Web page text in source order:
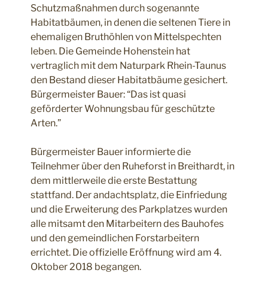
Schutzmaßnahmen durch sogenannte
Habitatbäumen, in denen die seltenen Tiere in
ehemaligen Bruthöhlen von Mittelspechten
leben. Die Gemeinde Hohenstein hat
vertraglich mit dem Naturpark Rhein-Taunus
den Bestand dieser Habitatbäume gesichert.
Bürgermeister Bauer: “Das ist quasi
geförderter Wohnungsbau für geschützte
Arten.”
Bürgermeister Bauer informierte die
Teilnehmer über den Ruheforst in Breithardt, in
dem mittlerweile die erste Bestattung
stattfand. Der andachtsplatz, die Einfriedung
und die Erweiterung des Parkplatzes wurden
alle mitsamt den Mitarbeitern des Bauhofes
und den gemeindlichen Forstarbeitern
errichtet. Die offizielle Eröffnung wird am 4.
Oktober 2018 begangen.